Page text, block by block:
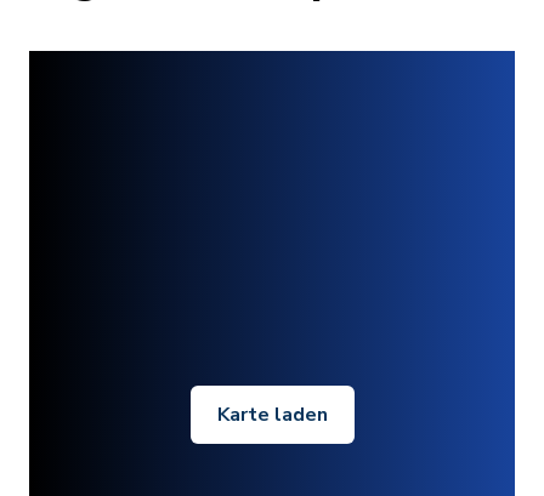
Karte laden